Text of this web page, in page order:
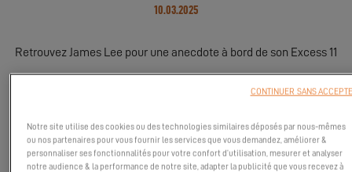
10.03.2025
Retrouvez James Lee pour une anecdote à bord de son Excess 11
Notre site utilise des cookies ou des technologies similaires déposés par nous-mêmes
ou nos partenaires pour vous fournir les services que vous demandez, améliorer &
personnaliser ses fonctionnalités pour votre confort d’utilisation, mesurer et analyser
notre audience & la performance de notre site, adapter la publicité que vous recevez à
CONTINUER SANS